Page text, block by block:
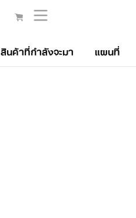
สินค้าที่กำลังจะมา แผนที่